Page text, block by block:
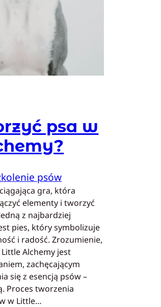
psa w
psów
gra, która
elementy i tworzyć
z najbardziej
pies, który symbolizuje
i radość. Zrozumienie,
Alchemy jest
zachęcającym
się z esencją psów –
Proces tworzenia
w Little…